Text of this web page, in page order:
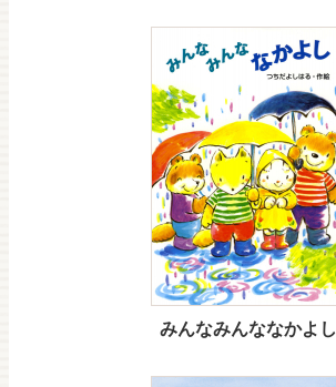
みんなみんななかよし